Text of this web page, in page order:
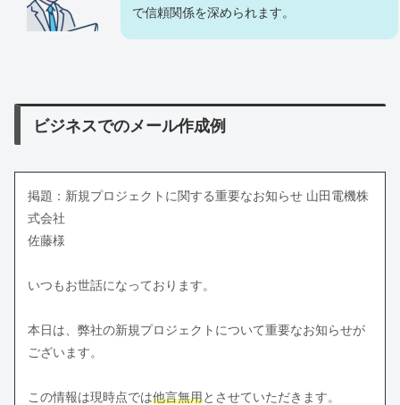
で信頼関係を深められます。
ビジネスでのメール作成例
掲題：新規プロジェクトに関する重要なお知らせ 山田電機株
式会社
佐藤様
いつもお世話になっております。
本日は、弊社の新規プロジェクトについて重要なお知らせが
ございます。
この情報は現時点では他言無用とさせていただきます。